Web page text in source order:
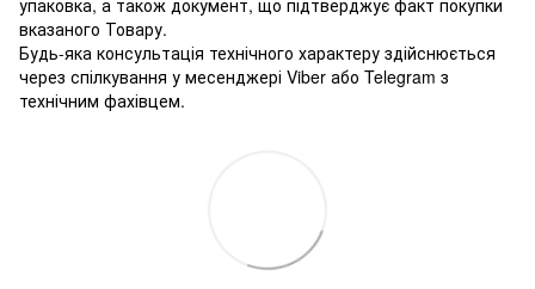
вказаного Товару.
Будь-яка консультація технічного характеру здійснюється
через спілкування у месенджері Viber або Telegram з
технічним фахівцем.